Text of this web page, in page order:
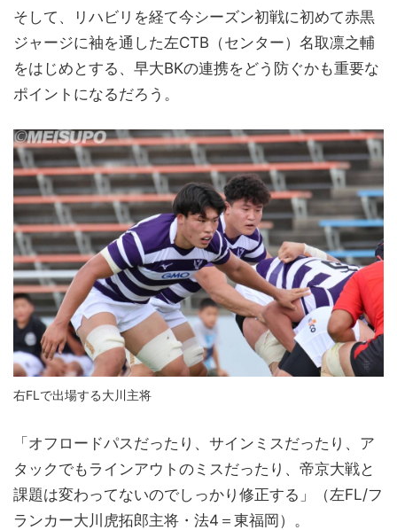
そして、リハビリを経て今シーズン初戦に初めて赤黒
ジャージに袖を通した左CTB（センター）名取凛之輔
をはじめとする、早大BKの連携をどう防ぐかも重要な
ポイントになるだろう。
右FLで出場する大川主将
「オフロードパスだったり、サインミスだったり、ア
タックでもラインアウトのミスだったり、帝京大戦と
課題は変わってないのでしっかり修正する」（左FL/フ
ランカー大川虎拓郎主将・法4＝東福岡）。